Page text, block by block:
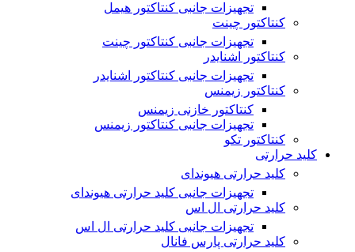
تجهیزات جانبی کنتاکتور هیمل
کنتاکتور چینت
تجهیزات جانبی کنتاکتور چینت
کنتاکتور اشنایدر
تجهیزات جانبی کنتاکتور اشنایدر
کنتاکتور زیمنس
کنتاکتور خازنی زیمنس
تجهیزات جانبی کنتاکتور زیمنس
کنتاکتور تکو
کلید حرارتی
کلید حرارتی هیوندای
تجهیزات جانبی کلید حرارتی هیوندای
کلید حرارتی ال اس
تجهیزات جانبی کلید حرارتی ال اس
کلید حرارتی پارس فانال